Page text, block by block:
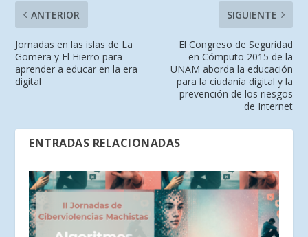
ANTERIOR
Jornadas en las islas de La
Gomera y El Hierro para
aprender a educar en la era
digital
SIGUIENTE
El Congreso de Seguridad
en Cómputo 2015 de la
UNAM aborda la educación
para la ciudanía digital y la
prevención de los riesgos
de Internet
ENTRADAS RELACIONADAS